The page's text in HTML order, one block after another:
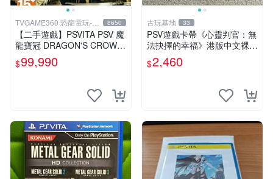
TVGAME360 恐龍電玩-台
中店
8650
【二手遊戲】PSVITA PSV 魔
龍寶冠 DRAGON'S CROWN
中文版【台中恐龍電玩】
$99,990
古玩基地 33
PSV遊戲卡帶《心靈判官：無
法抉擇的幸福》港版中文裸卡
實測正常索尼原裝機器專用不
得退換單次兩張起享優惠 心
$2,460